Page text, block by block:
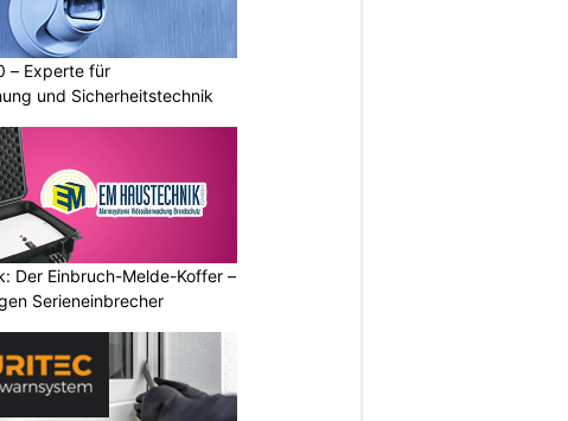
– Experte für
und Sicherheitstechnik
Der Einbruch-Melde-Koffer –
Serieneinbrecher